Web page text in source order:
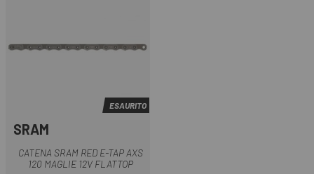
ESAURITO
SRAM
CATENA SRAM RED E-TAP AXS
120 MAGLIE 12V FLATTOP